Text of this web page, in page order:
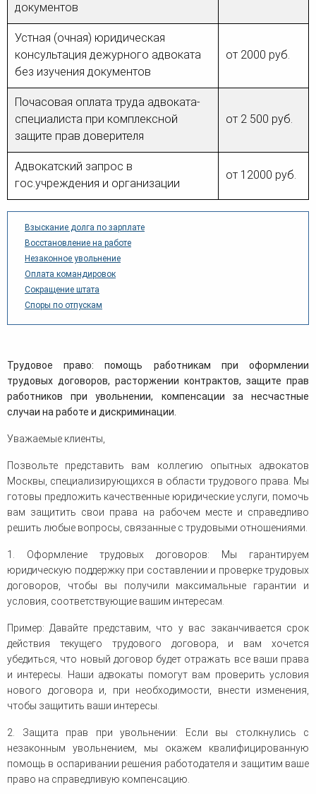
Трудовое право: помощь работникам при оформлении
трудовых договоров, расторжении контрактов, защите прав
работников при увольнении, компенсации за несчастные
случаи на работе и дискриминации.
Уважаемые клиенты,
Позвольте представить вам коллегию опытных адвокатов
Москвы, специализирующихся в области трудового права. Мы
готовы предложить качественные юридические услуги, помочь
вам защитить свои права на рабочем месте и справедливо
решить любые вопросы, связанные с трудовыми отношениями.
1. Оформление трудовых договоров: Мы гарантируем
юридическую поддержку при составлении и проверке трудовых
договоров, чтобы вы получили максимальные гарантии и
условия, соответствующие вашим интересам.
Пример: Давайте представим, что у вас заканчивается срок
действия текущего трудового договора, и вам хочется
убедиться, что новый договор будет отражать все ваши права
и интересы. Наши адвокаты помогут вам проверить условия
нового договора и, при необходимости, внести изменения,
чтобы защитить ваши интересы.
2. Защита прав при увольнении: Если вы столкнулись с
незаконным увольнением, мы окажем квалифицированную
помощь в оспаривании решения работодателя и защитим ваше
право на справедливую компенсацию.
Взыскание долга по зарплате
Восстановление на работе
Незаконное увольнение
Оплата командировок
Сокращение штата
Споры по отпускам
документов
Устная (очная) юридическая
консультация дежурного адвоката
без изучения документов
от 2000 руб.
Почасовая оплата труда адвоката-
специалиста при комплексной
защите прав доверителя
от 2 500 руб.
Адвокатский запрос в
гос.учреждения и организации
от 12000 руб.